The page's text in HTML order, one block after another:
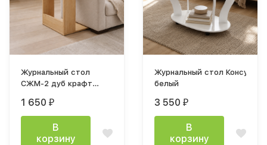
Журнальный стол
СЖМ-2 дуб крафт
1 650 ₽
В
корзину
Журнальный стол Консул-3
белый
3 550 ₽
В
корзину